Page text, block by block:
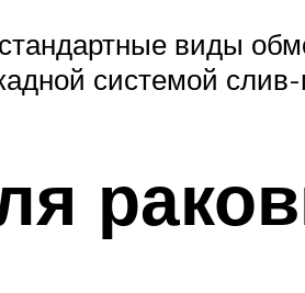
виды
системой